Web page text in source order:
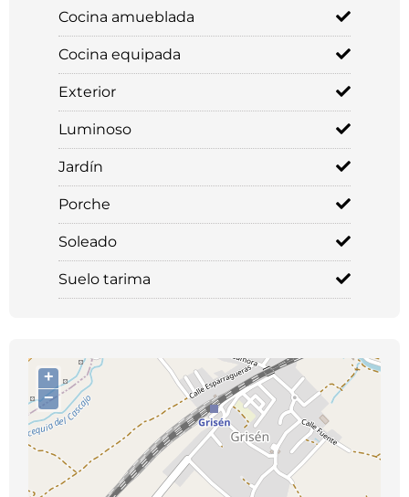
Cocina amueblada
Cocina equipada
Exterior
Luminoso
Jardín
Porche
Soleado
Suelo tarima
+
−